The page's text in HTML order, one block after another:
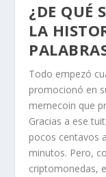
¿DE QUÉ
LA
Todo empezó
promocionó en
memecoin que
Gracias a ese
pocos centavos
minutos. Pero,
criptomonedas,